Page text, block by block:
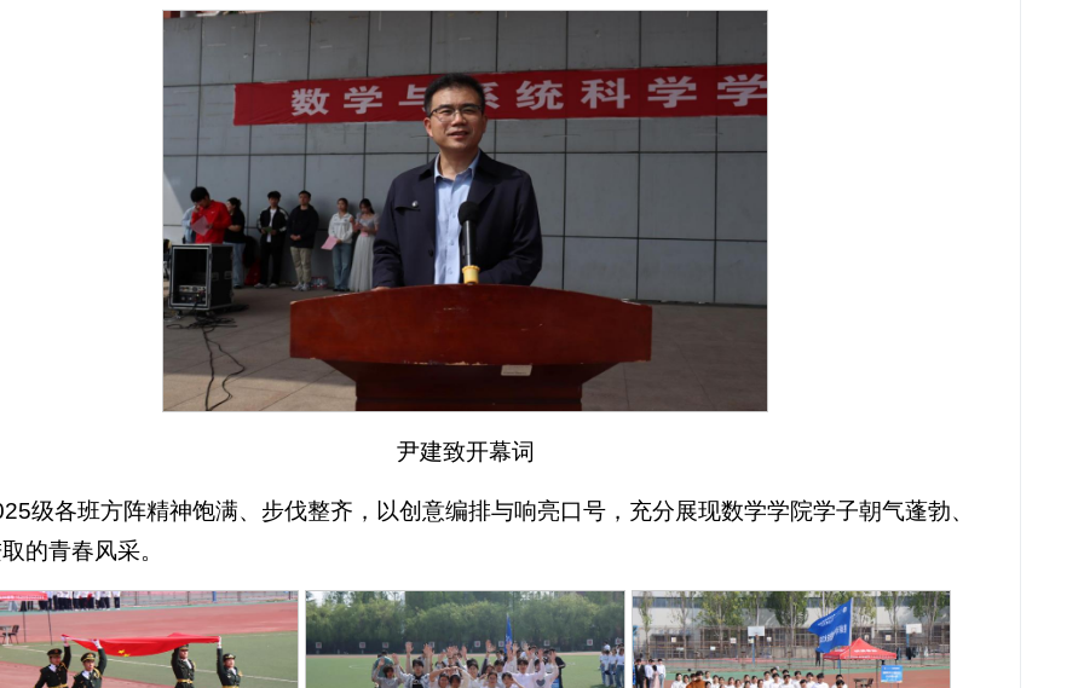
尹建致开幕词
级各班方阵精神饱满、步伐整齐，以创意编排与响亮口号，充分展现数学学院学子朝气蓬勃、
的青春风采。